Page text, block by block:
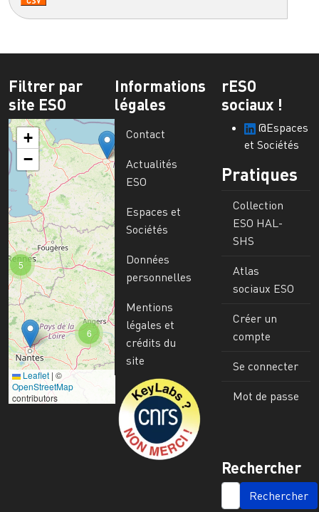
Filtrer par
site ESO
6
5
+
−
Leaflet | ©
OpenStreetMap
contributors
Informations
légales
Contact
Actualités
ESO
Espaces et
Sociétés
Données
personnelles
Mentions
légales et
crédits du
site
Image
rESO
sociaux !
@Espaces
et Sociétés
Pratiques
Collection
ESO HAL-
SHS
Atlas
sociaux ESO
Créer un
compte
Se connecter
Mot de passe
Rechercher
SEARCH